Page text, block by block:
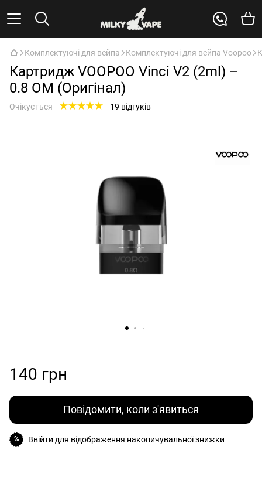
Комплектуючі для вейпа Комплектуючі для вейпа Voopoo
Картридж VOOPOO Vinci V2 (2ml) –
0.8 ОМ (Оригінал)
Очікується 19 відгуків
140 грн
Повідомити, коли з'явиться
% Ввійти для відображення накопичувальної знижки